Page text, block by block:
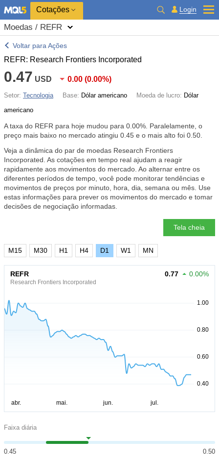
Cotações Login
Moedas / REFR
Voltar para Ações
REFR: Research Frontiers Incorporated
0.47 USD 0.00 (0.00%)
Setor: Tecnologia Base: Dólar americano Moeda de lucro: Dólar
americano
A taxa do REFR para hoje mudou para 0.00% . Paralelamente, o
preço mais baixo no mercado atingiu 0.45 e o mais alto foi 0.50.
Veja a dinâmica do par de moedas Research Frontiers
Incorporated. As cotações em tempo real ajudam a reagir
rapidamente aos movimentos do mercado. Ao alternar entre os
diferentes períodos de tempo, você pode monitorar tendências e
movimentos de preços por minuto, hora, dia, semana ou mês. Use
estas informações para prever os movimentos do mercado e tomar
decisões de negociação informadas.
Tela cheia
M15 M30 H1 H4 D1 W1 MN
REFR
Research Frontiers Incorporated
0.77 0.00%
Faixa diária
0.45 0.50